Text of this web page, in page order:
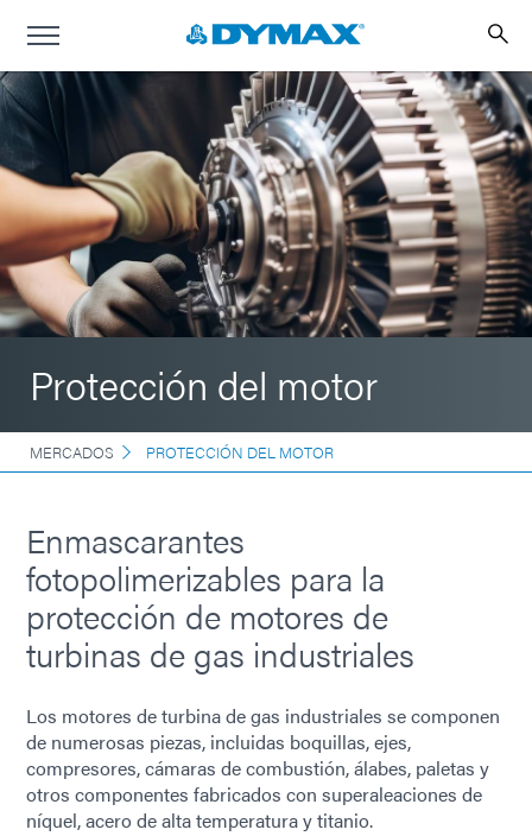
Protección del motor
MERCADOS PROTECCIÓN DEL MOTOR
Enmascarantes
fotopolimerizables para la
protección de motores de
turbinas de gas industriales
Los motores de turbina de gas industriales se componen
de numerosas piezas, incluidas boquillas, ejes,
compresores, cámaras de combustión, álabes, paletas y
otros componentes fabricados con superaleaciones de
níquel, acero de alta temperatura y titanio.